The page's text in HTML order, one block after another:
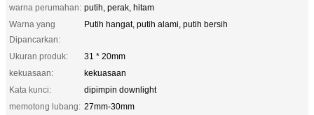
warna perumahan: putih, perak, hitam
Warna yang
Dipancarkan:
Putih hangat, putih alami, putih bersih
Ukuran produk:
31 * 20mm
kekuasaan:
kekuasaan
Kata kunci:
dipimpin downlight
memotong lubang: 27mm-30mm